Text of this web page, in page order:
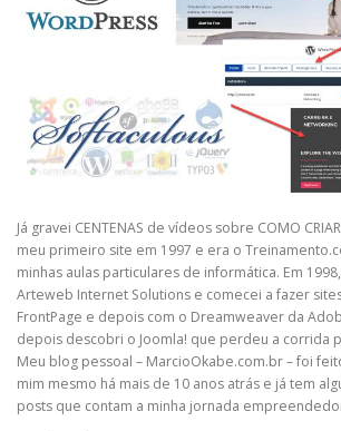
Já gravei CENTENAS de vídeos sobre COMO
meu primeiro site em 1997 e era o
minhas aulas particulares de informática. Em
Arteweb Internet Solutions e comecei a fazer
FrontPage e depois com o Dreamweaver da
depois descobri o Joomla! que perdeu a corrida
Meu blog pessoal – MarcioOkabe.com.br – foi
mim mesmo há mais de 10 anos atrás e já tem
posts que contam a minha jornada